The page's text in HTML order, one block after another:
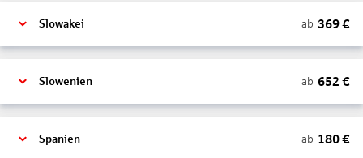
Slowakei ab 369€
Slowenien ab 652 €
Spanien ab 180€